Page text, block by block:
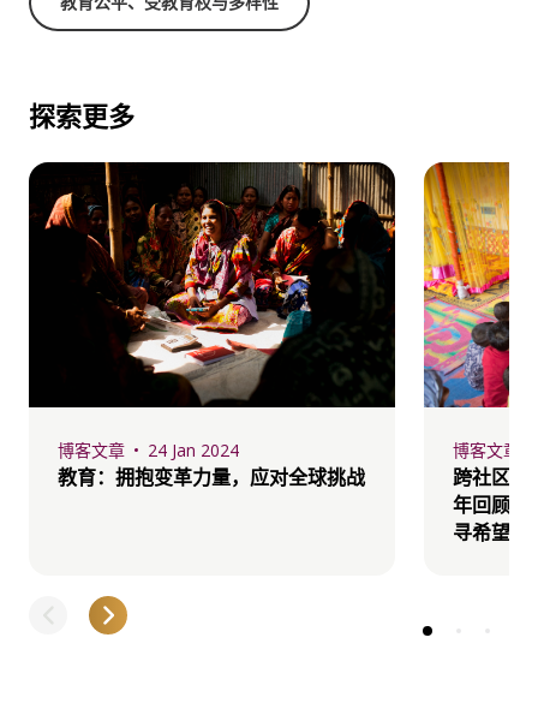
探索更多
博客文章 24 Jan 2024
教育：拥抱变革力量，应对全球挑战
博客文章
跨社区资
年回顾：
寻希望的